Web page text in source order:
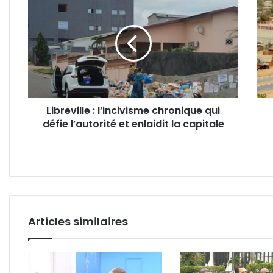
la sous-région ?
l’incivisme
chronique
qui
défie
l’autorité
enlaidit
capitale
Libreville : l’incivisme chronique qui
défie l’autorité et enlaidit la capitale
:
à
pour
la
Articles similaires